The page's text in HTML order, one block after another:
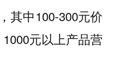
其中100-300元价
元以上产品营